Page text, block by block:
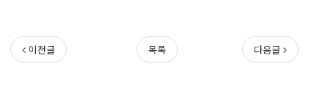
이전글 목록 다음글